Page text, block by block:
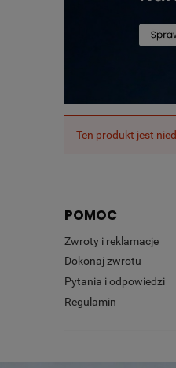
Ten produkt jest
POMOC
Zwroty i reklamacje
Dokonaj zwrotu
Pytania i odpowiedzi
Regulamin